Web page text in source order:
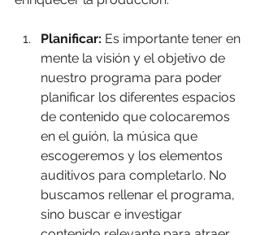
Planificar: Es importante tener en
mente la visión y el objetivo de
nuestro programa para poder
planificar los diferentes espacios
de contenido que colocaremos
en el guión, la música que
escogeremos y los elementos
auditivos para completarlo. No
buscamos rellenar el programa,
sino buscar e investigar